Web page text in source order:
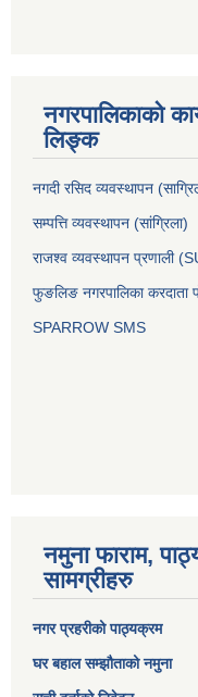
नगरपालिकाको
लिङ्क
नगदी रसिद व्यवस्थापन
सम्पत्ति व्यवस्थापन (सांग्रिला)
राजश्व व्यवस्थापन प्रणाली
फुङलिङ नगरपालिका करदाता
SPARROW SMS
नमुना फाराम,
सामग्रीहरु
नगर प्रहरीको पाठ्यक्रम
घर बहाल सम्झौताको नमुना